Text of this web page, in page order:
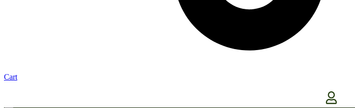
Cart